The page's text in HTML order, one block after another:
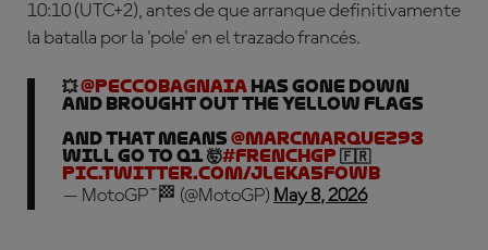
10:10 (UTC+2), antes de que arranque definitivamente
la batalla por la 'pole' en el trazado francés.
💥@peccobagnaia has gone down
and brought out the yellow flags
And that means @marcmarquez93
will go to Q1 🤯#FrenchGP 🇫🇷
pic.twitter.com/JlekA5FOwB
— MotoGP™🏁 (@MotoGP) May 8, 2026